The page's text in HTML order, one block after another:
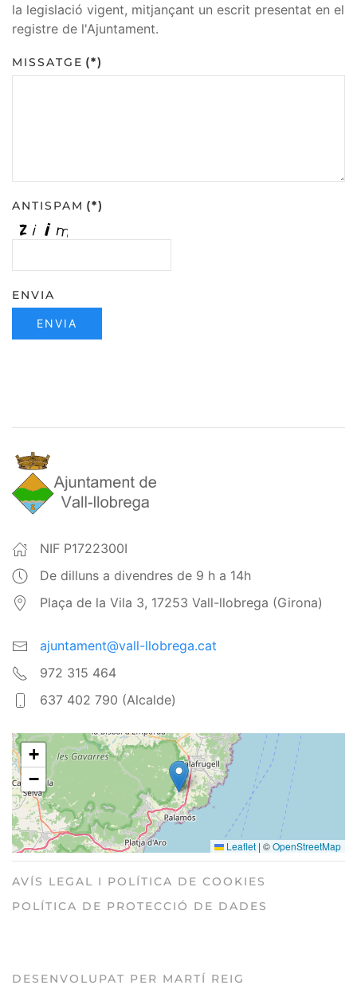
la legislació vigent, mitjançant un escrit presentat en el
registre de l'Ajuntament.
MISSATGE (*)
ANTISPAM (*)
ENVIA
ENVIA
NIF P1722300I
De dilluns a divendres de 9 h a 14h
Plaça de la Vila 3, 17253 Vall-llobrega (Girona)
ajuntament@vall-llobrega.cat
972 315 464
637 402 790 (Alcalde)
+
−
Leaflet | ©OpenStreetMap
AVÍS LEGAL I POLÍTICA DE COOKIES
POLÍTICA DE PROTECCIÓ DE DADES
DESENVOLUPAT PER MARTÍ REIG